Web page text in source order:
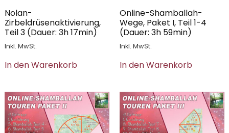
Nolan-
Zirbeldrüsenaktivierung,
Teil 3 (Dauer: 3h 17min)
Inkl. MwSt.
In den Warenkorb
Online-Shamballah-
Wege, Paket I, Teil 1-4
(Dauer: 3h 59min)
Inkl. MwSt.
In den Warenkorb